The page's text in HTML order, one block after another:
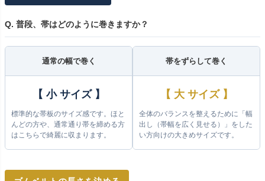
Q. 普段、帯はどのように巻きますか？
通常の幅で巻く
【 小 サイズ 】
標準的な帯板のサイズ感です。ほと
んどの方や、通常通り帯を締める方
はこちらで綺麗に収まります。
帯をずらして巻く
【 大 サイズ 】
全体のバランスを整えるために「幅
出し（帯幅を広く見せる）」をした
い方向けの大きめサイズです。